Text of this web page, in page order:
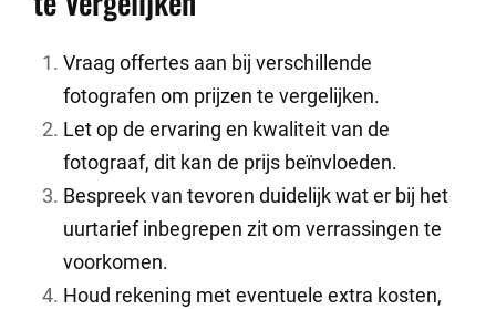
Vraag offertes aan bij verschillende
fotografen om prijzen te vergelijken.
Let op de ervaring en kwaliteit van de
fotograaf, dit kan de prijs beïnvloeden.
Bespreek van tevoren duidelijk wat er bij het
uurtarief inbegrepen zit om verrassingen te
voorkomen.
Houd rekening met eventuele extra kosten,